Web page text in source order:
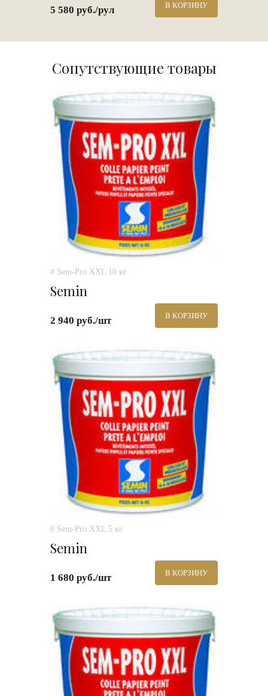
5 580 руб./рул В КОРЗИНУ
Сопутствующие товары
# Sem-Pro XXL 10 кг
Semin
2 940 руб./шт В КОРЗИНУ
# Sem-Pro XXL 5 кг.
Semin
1 680 руб./шт В КОРЗИНУ